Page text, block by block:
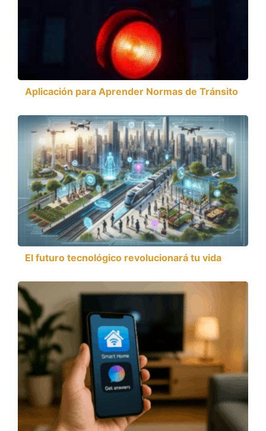
Aplicación para Aprender Normas de Tránsito
El futuro tecnológico revolucionará tu vida